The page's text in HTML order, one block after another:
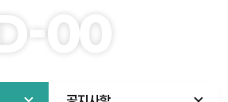
D-00